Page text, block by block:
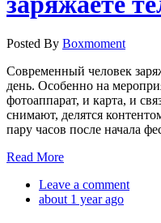
Posted By Boxmoment
Современный человек
день. Особенно на
фотоаппарат, и карта, и
снимают, делятся
пару часов после начала
Read More
Leave a comment
about 1 year ago